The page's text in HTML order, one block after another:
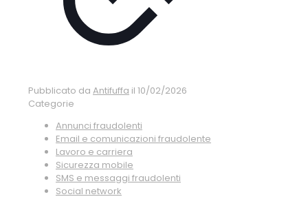
Pubblicato da Antifuffa il 10/02/2026
Categorie
Annunci fraudolenti
Email e comunicazioni fraudolente
Lavoro e carriera
Sicurezza mobile
SMS e messaggi fraudolenti
Social network